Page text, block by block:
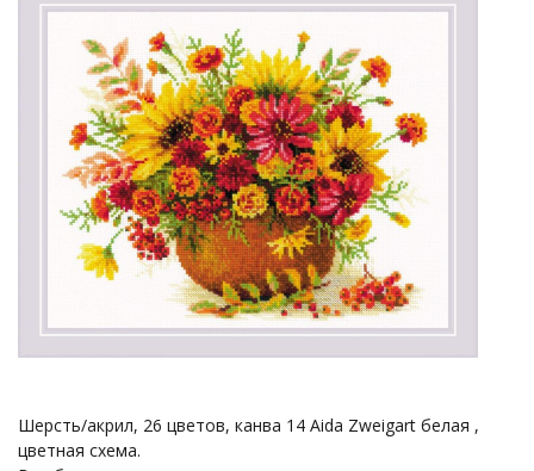
Шерсть/акрил, 26 цветов, канва 14 Aida Zweigart белая ,
цветная схема.